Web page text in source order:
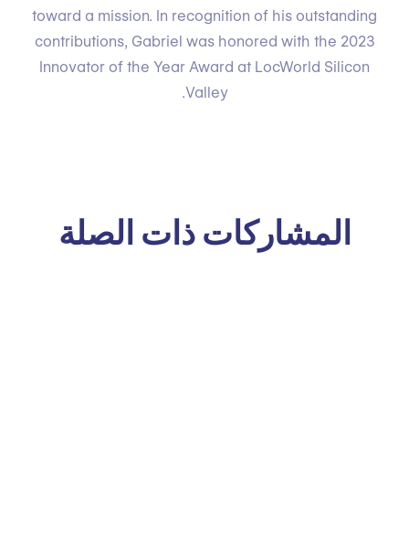
toward a mission. In recognition of his outstanding
contributions, Gabriel was honored with the 2023
Innovator of the Year Award at LocWorld Silicon
Valley.
المشاركات ذات الصلة